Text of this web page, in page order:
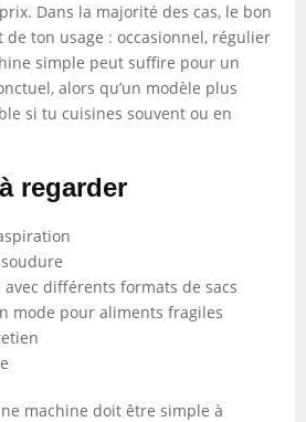
Dans la majorité des cas, le bon
ton usage : occasionnel, régulier
simple peut suffire pour un
alors qu’un modèle plus
si tu cuisines souvent ou en
regarder
différents formats de sacs
mode pour aliments fragiles
machine doit être simple à